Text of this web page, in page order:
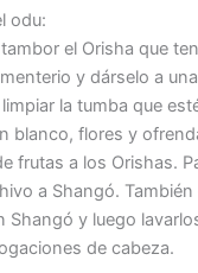
odu:
el Orisha que
y dárselo a
la tumba que
blanco, flores y
frutas a los Orishas.
a Shangó. También
Shangó y luego
de cabeza.